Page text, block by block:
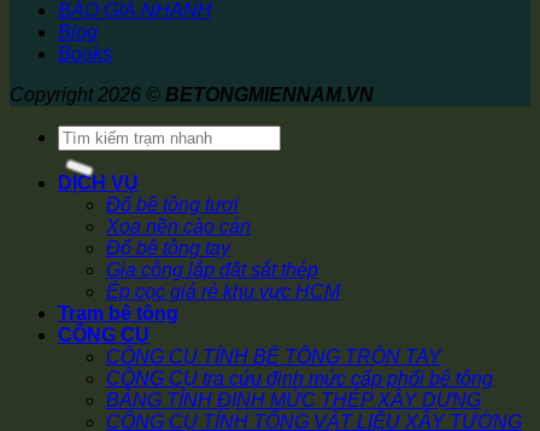
BÁO GIÁ NHANH
Blog
Books
Copyright 2026 © BETONGMIENNAM.VN
Tìm
kiếm:
DỊCH VỤ
Đổ bê tông tươi
Xoa nền cào cán
Đổ bê tông tay
Gia công lắp đặt sắt thép
Ép cọc giá rẻ khu vực HCM
Trạm bê tông
CÔNG CỤ
CÔNG CỤ TÍNH BÊ TÔNG TRỘN TAY
CÔNG CỤ tra cứu định mức cấp phối bê tông
BẢNG TÍNH ĐỊNH MỨC THÉP XÂY DỰNG
CÔNG CỤ TÍNH TỔNG VẬT LIỆU XÂY TƯỜNG